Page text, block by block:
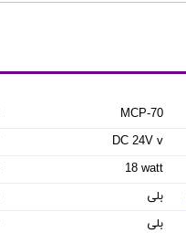
MCP-70
DC 24V v
18 watt
بلی
بلی